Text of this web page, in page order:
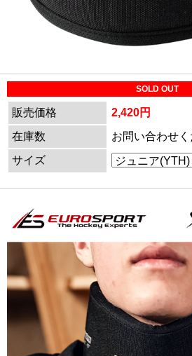
SOLD OUT
販売価格
2,420円
在庫数
お問い合わせ
サイズ